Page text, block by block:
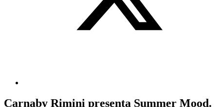
Carnaby Rimini presenta Summer Mood.